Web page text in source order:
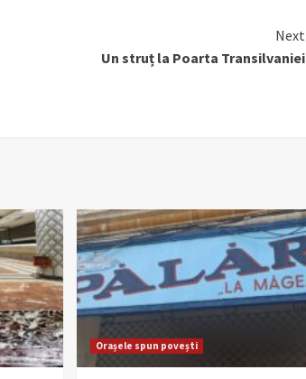
Next
Un struț la Poarta Transilvaniei
Orașele spun povești